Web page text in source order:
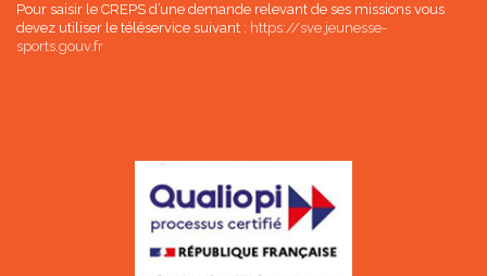
Pour saisir le CREPS d’une demande relevant de ses missions vous
devez utiliser le téléservice suivant : https://sve.jeunesse-
sports.gouv.fr